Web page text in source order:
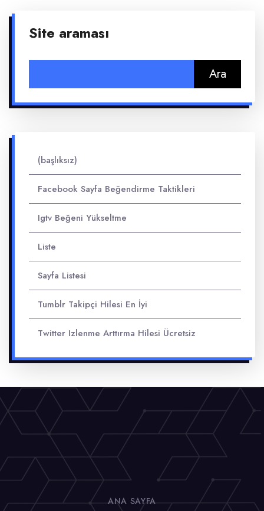
Site araması
(başlıksız)
Facebook Sayfa Beğendirme Taktikleri
Igtv Beğeni Yükseltme
Liste
Sayfa Listesi
Tumblr Takipçi Hilesi En İyi
Twitter Izlenme Arttırma Hilesi Ücretsiz
ANA SAYFA